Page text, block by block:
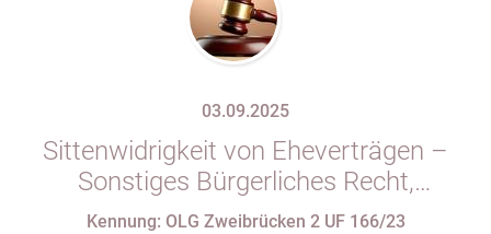
03.09.2025
Sittenwidrigkeit von Eheverträgen –
Sonstiges Bürgerliches Recht,
Familienrecht
Kennung: OLG Zweibrücken 2 UF 166/23